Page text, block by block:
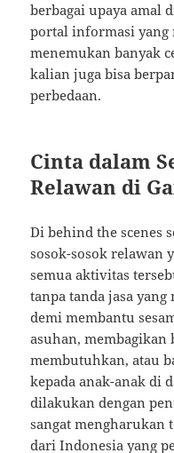
berbagai upaya amal
portal informasi yang
menemukan banyak
kalian juga bisa
perbedaan.
Cinta dalam
Relawan di
Di behind the scenes
sosok-sosok relawan
semua aktivitas
tanpa tanda jasa
demi membantu
asuhan, membagikan
membutuhkan, atau
kepada anak-anak di
dilakukan dengan
sangat mengharukan
dari Indonesia yang